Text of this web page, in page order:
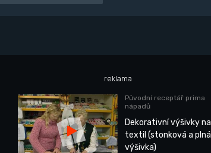
reklama
Původní receptář prima
nápadů
Dekorativní výšivky na
textil (stonková a plná
výšivka)